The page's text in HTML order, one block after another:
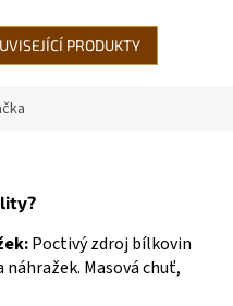
při...
PRODUKTY
Poctivý zdroj bílkovin
Masová chuť,